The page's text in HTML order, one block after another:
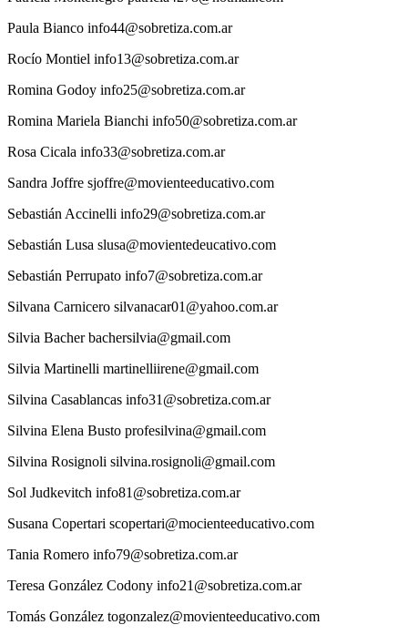
Paula Bianco info44@sobretiza.com.ar
Rocío Montiel info13@sobretiza.com.ar
Romina Godoy info25@sobretiza.com.ar
Romina Mariela Bianchi info50@sobretiza.com.ar
Rosa Cicala info33@sobretiza.com.ar
Sandra Joffre sjoffre@movienteeducativo.com
Sebastián Accinelli info29@sobretiza.com.ar
Sebastián Lusa slusa@movientedeucativo.com
Sebastián Perrupato info7@sobretiza.com.ar
Silvana Carnicero silvanacar01@yahoo.com.ar
Silvia Bacherbachersilvia@gmail.com
Silvia Martinelli martinelliirene@gmail.com
Silvina Casablancas info31@sobretiza.com.ar
Silvina Elena Busto profesilvina@gmail.com
Silvina Rosignoli silvina.rosignoli@gmail.com
Sol Judkevitch info81@sobretiza.com.ar
Susana Copertari scopertari@mocienteeducativo.com
Tania Romero info79@sobretiza.com.ar
Teresa González Codony info21@sobretiza.com.ar
Tomás González togonzalez@movienteeducativo.com